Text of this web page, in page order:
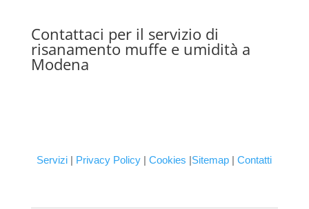
Contattaci per il servizio di
risanamento muffe e umidità a
Modena
Servizi | Privacy Policy |Cookies |Sitemap |Contatti